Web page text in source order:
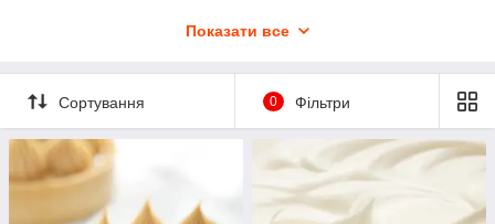
Показати все
Сортування 0 Фільтри